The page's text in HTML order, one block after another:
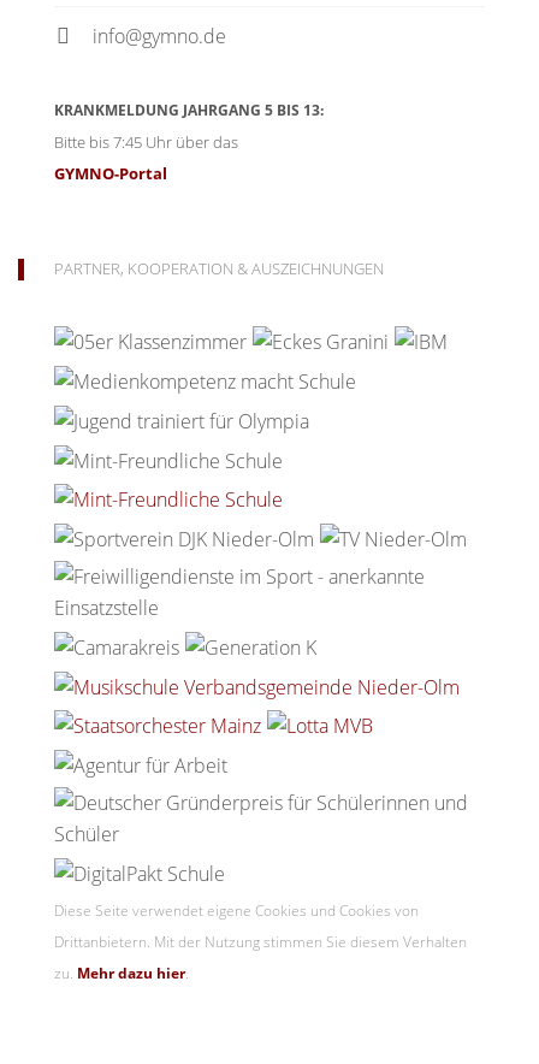
info@gymno.de
KRANKMELDUNG JAHRGANG 5 BIS 13:
Bitte bis 7:45 Uhr über das
GYMNO-Portal
PARTNER, KOOPERATION & AUSZEICHNUNGEN
Diese Seite verwendet eigene Cookies und Cookies von
Drittanbietern. Mit der Nutzung stimmen Sie diesem Verhalten
zu. Mehr dazu hier.